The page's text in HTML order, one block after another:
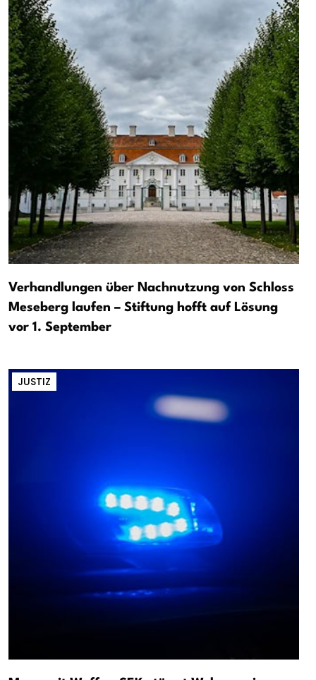
Verhandlungen über Nachnutzung von Schloss
Meseberg laufen – Stiftung hofft auf Lösung
vor 1. September
JUSTIZ